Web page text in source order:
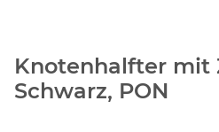
Knotenhalfter mit
Schwarz, PON